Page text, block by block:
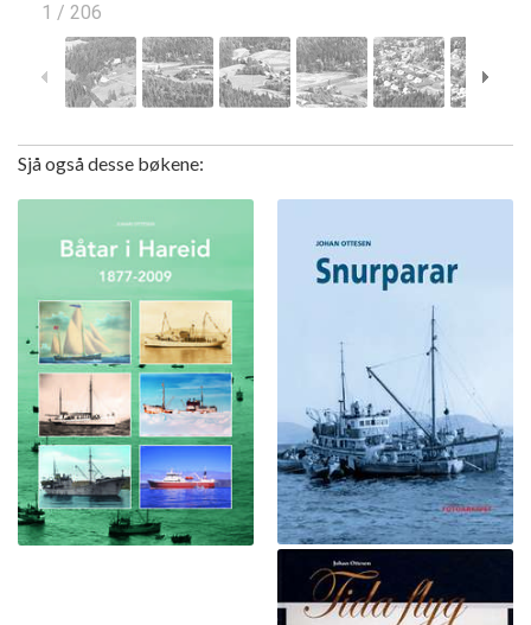
1 / 206
Sjå også desse bøkene: